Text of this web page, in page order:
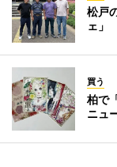
松戸
ェ」
買う
柏で
ニュ